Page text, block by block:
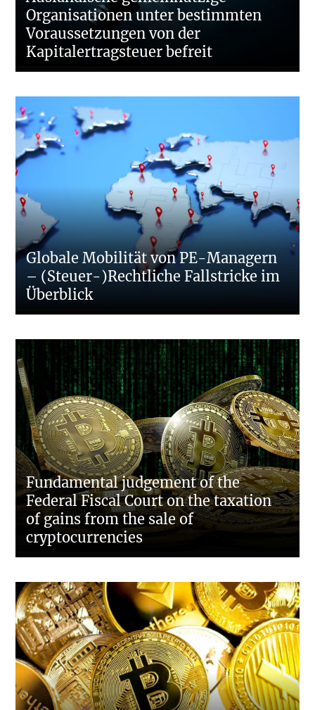
Organisationen unter bestimmten
Voraussetzungen von der
Kapitalertragsteuer befreit
Globale Mobilität von PE-Managern
– (Steuer-)Rechtliche Fallstricke im
Überblick
Fundamental judgement of the
Federal Fiscal Court on the taxation
of gains from the sale of
cryptocurrencies